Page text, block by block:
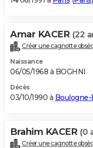
Amar KACER (22
Créer une cagnotte
Naissance
06/05/1968 à BOGHNI
Décès
03/10/1990 à
Brahim KACER (0
Créer une cagnotte